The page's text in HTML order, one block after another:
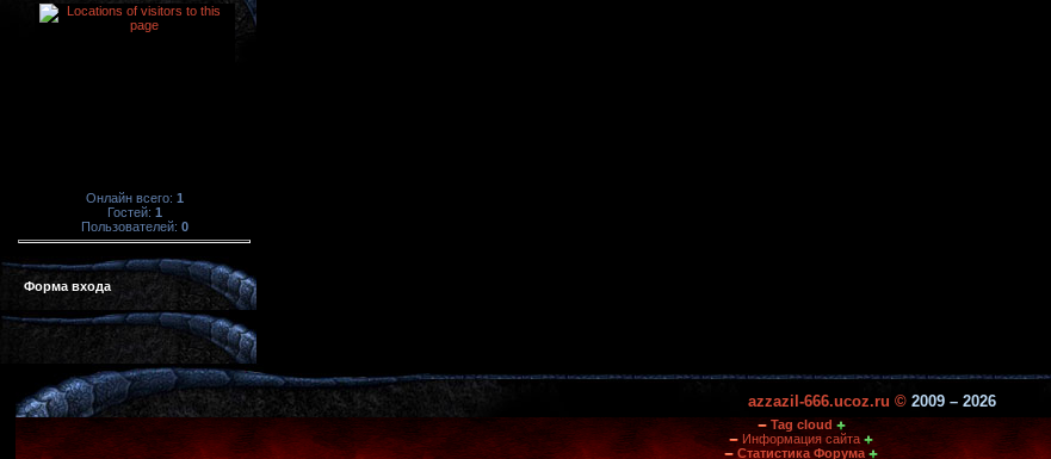
Онлайн всего: 1
Гостей: 1
Пользователей: 0
Форма входа
azzazil-666.ucoz.ru ©2009 – 2026
Tag cloud
Информация сайта
Статистика Форума